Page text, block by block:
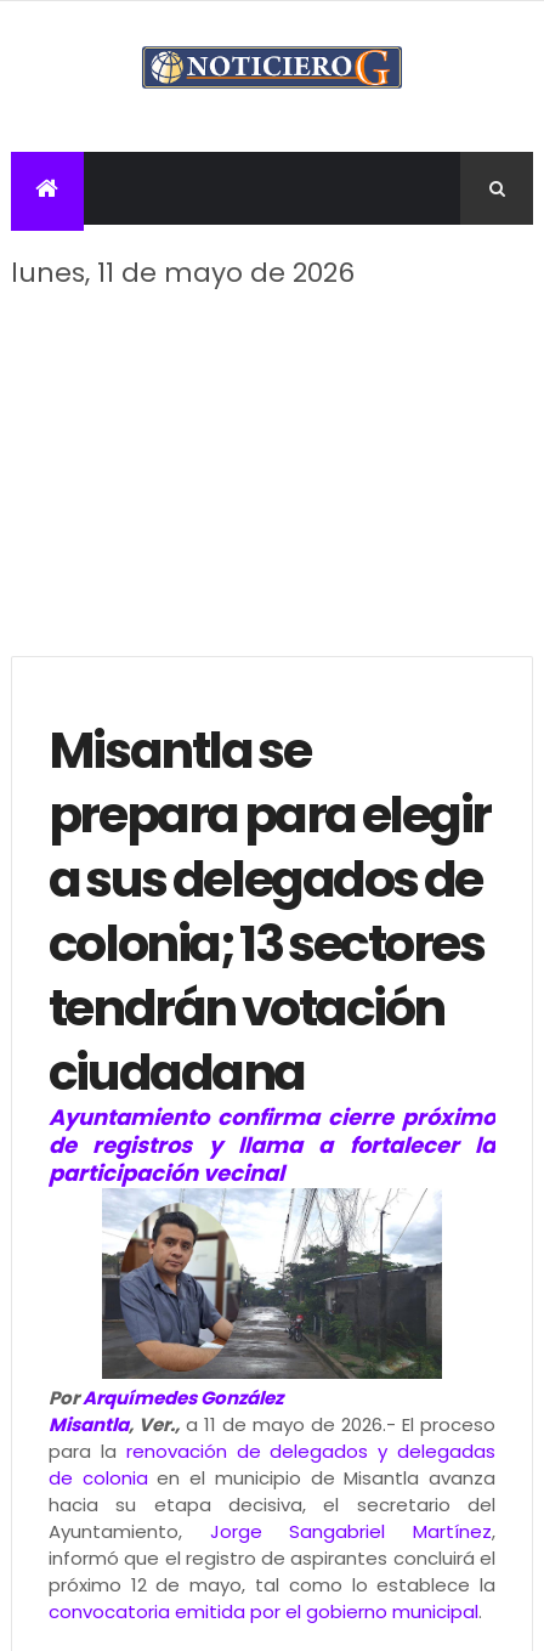
lunes, 11 de mayo de 2026
Misantla se
prepara para elegir
a sus delegados de
colonia; 13 sectores
tendrán votación
ciudadana
Ayuntamiento confirma cierre próximo
de registros y llama a fortalecer la
participación vecinal
PorArquímedes González
Misantla, Ver.,a 11 de mayo de 2026.- El proceso
para la renovación de delegados y delegadas
de coloniaen el municipio de Misantla avanza
hacia su etapa decisiva, el secretario del
Ayuntamiento, Jorge Sangabriel Martínez,
informó que el registro de aspirantes concluirá el
próximo 12 de mayo, tal como lo establece la
convocatoria emitida por el gobierno municipal.